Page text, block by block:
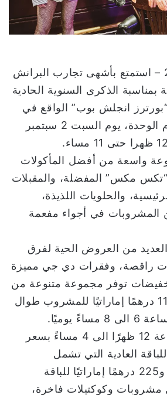
28 اغسطس 2023 – استمتع بأشهى تجارب البرانش
11 ساعة بمناسبة الذكرى السنوية الحادية
انجلش بوب” الواقع في
فندق جراند ميلينيوم الوحدة، يوم السبت 2 سبتمبر
واسعة من أفضل المأكولات
“تكس مكس” المفضلة، والمقبلات
والحلويات اللذيذة،
المشروبات في أجواء مفعمة
من العروض الحية لفرق
راقصة، وفقرات دي جي مميزة
توفر مجموعة متنوعة من
المشروبات مقابل 11 درهمًا إماراتيًا للمشروب طوال
يوميًا.
ويتوفر برانش الساعة 12 ظهرًا الى 4 مساءً بسعر
للباقة العادية التي تشمل
المشروبات العادية و225 درهمًا إماراتيًا للباقة
مشروبات وكوكتيلات فاخرة،